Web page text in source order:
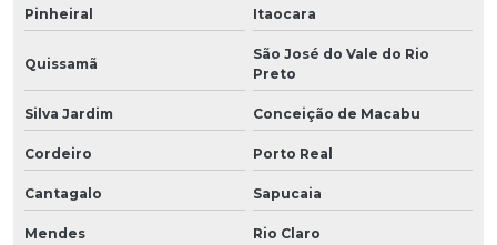
Pinheiral Itaocara
Quissamã
São José do Vale do Rio
Preto
Silva Jardim Conceição de Macabu
Cordeiro Porto Real
Cantagalo Sapucaia
Mendes Rio Claro